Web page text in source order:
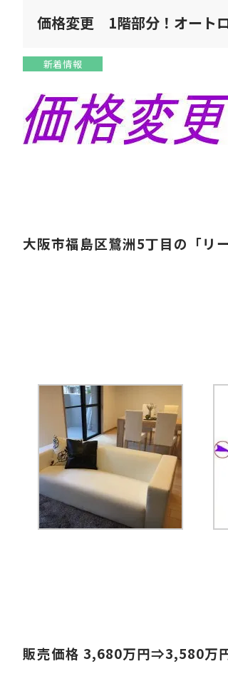
価格変更 1階部分！オート
新着情報
大阪市福島区鷺洲5丁目の「リ
販売価格 3,680万円⇒3,580万